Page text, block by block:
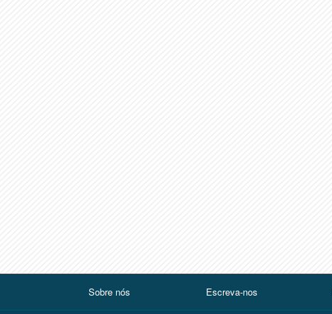
Sobre nós Escreva-nos